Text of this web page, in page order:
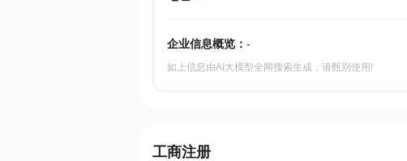
企业信息概览： -
如上信息由AI大模型全网搜索生成，请甄别使用!
工商注册